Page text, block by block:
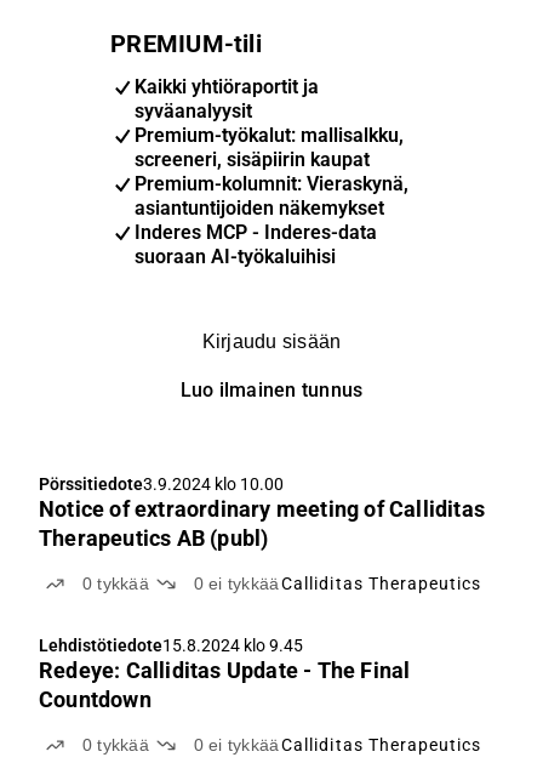
PREMIUM-tili
Kaikki yhtiöraportit ja
syväanalyysit
Premium-työkalut: mallisalkku,
screeneri, sisäpiirin kaupat
Premium-kolumnit: Vieraskynä,
asiantuntijoiden näkemykset
Inderes MCP - Inderes-data
suoraan AI-työkaluihisi
Kirjaudu sisään
Luo ilmainen tunnus
Pörssitiedote3.9.2024 klo 10.00
Notice of extraordinary meeting of Calliditas
Therapeutics AB (publ)
0tykkää 0ei tykkääCalliditas Therapeutics
Lehdistötiedote15.8.2024 klo 9.45
Redeye: Calliditas Update - The Final
Countdown
0tykkää 0ei tykkääCalliditas Therapeutics